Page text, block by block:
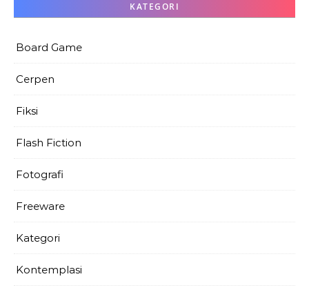
KATEGORI
Board Game
Cerpen
Fiksi
Flash Fiction
Fotografi
Freeware
Kategori
Kontemplasi